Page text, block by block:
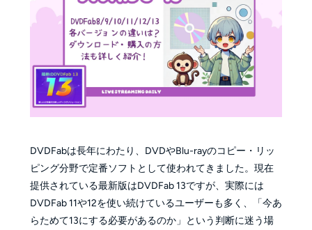
DVDFabは長年にわたり、DVDやBlu-rayのコピー・リッ
ピング分野で定番ソフトとして使われてきました。現在
提供されている最新版はDVDFab 13ですが、実際には
DVDFab 11や12を使い続けているユーザーも多く、「今あ
らためて13にする必要があるのか」という判断に迷う場